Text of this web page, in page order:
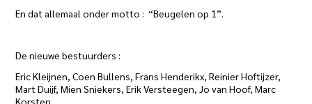
En dat allemaal onder motto : “Beugelen op 1”.
De nieuwe bestuurders :
Eric Kleijnen, Coen Bullens, Frans Henderikx, Reinier Hoftijzer,
Mart Duijf, Mien Sniekers, Erik Versteegen, Jo van Hoof, Marc
Korsten